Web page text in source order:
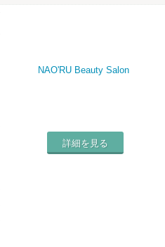
詳細を見る